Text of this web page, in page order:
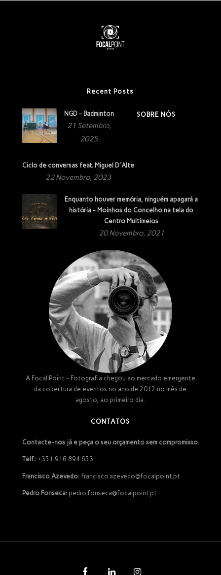
Recent Posts
NGD - Badminton
21 Setembro,
2025
Ciclo de conversas feat. Miguel D´Alte
22 Novembro, 2023
Enquanto houver memória, ninguém apagará a
história - Moinhos do Concelho na tela do
Centro Multimeios
20 Novembro, 2021
SOBRE NÓS
A Focal Point - Fotografia chegou ao mercado emergente
da cobertura de eventos no ano de 2012 no mês de
agosto, ao primeiro dia.
CONTATOS
Contacte-nos já e peça o seu orçamento sem compromisso.
Telf.:+351 916 894 653
Francisco Azevedo:francisco.azevedo@focalpoint.pt
Pedro Fonseca:pedro.fonseca@focalpoint.pt